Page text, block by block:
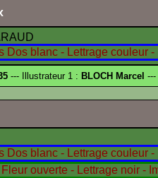
--- Illustrateur 1 : BLOCH Marcel ---